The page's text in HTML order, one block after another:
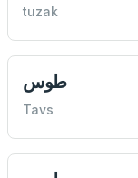
tuzak
طوس
Tavs